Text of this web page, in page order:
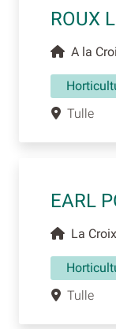
ROUX
A la
Tulle
EARL
La
Tulle